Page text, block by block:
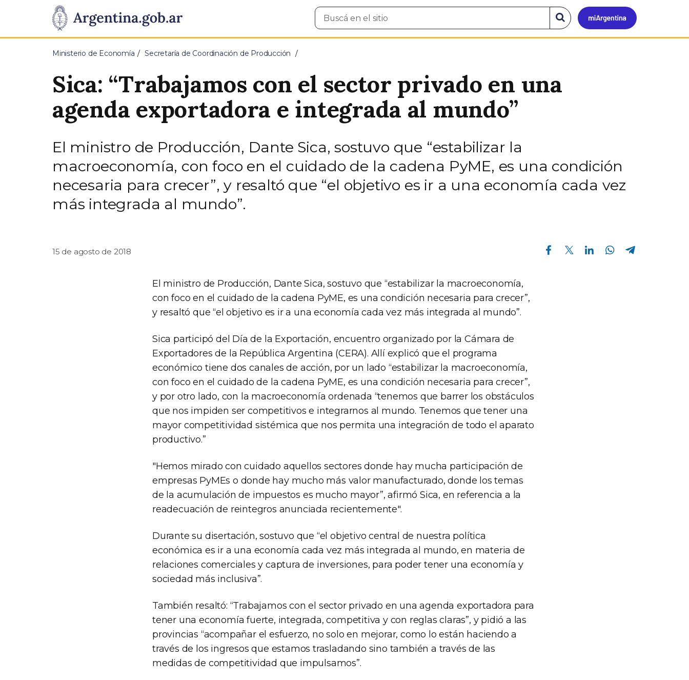
Presidencia
de
Pasar al contenido principal
Mi
Buscar
en
Buscar
en
el
Ministerio de Economía Secretaría de Coordinación de Producción
Sica: “Trabajamos con el sector privado en una
agenda exportadora e integrada al mundo”
El ministro de Producción, Dante Sica, sostuvo que “estabilizar la
macroeconomía, con foco en el cuidado de la cadena PyME, es una condición
necesaria para crecer”, y resaltó que “el objetivo es ir a una economía cada vez
más integrada al mundo”.
15 de agosto de 2018
Compartir en Facebook Compartir en Twitter Compartir en Linkedin Compartir en Whatsapp
El ministro de Producción, Dante Sica, sostuvo que “estabilizar la macroeconomía,
con foco en el cuidado de la cadena PyME, es una condición necesaria para crecer”,
y resaltó que “el objetivo es ir a una economía cada vez más integrada al mundo”.
Sica participó del Día de la Exportación, encuentro organizado por la Cámara de
Exportadores de la República Argentina (CERA). Allí explicó que el programa
económico tiene dos canales de acción, por un lado “estabilizar la macroeconomía,
con foco en el cuidado de la cadena PyME, es una condición necesaria para crecer”,
y por otro lado, con la macroeconomía ordenada “tenemos que barrer los obstáculos
que nos impiden ser competitivos e integrarnos al mundo. Tenemos que tener una
mayor competitividad sistémica que nos permita una integración de todo el aparato
productivo.”
"Hemos mirado con cuidado aquellos sectores donde hay mucha participación de
empresas PyMEs o donde hay mucho más valor manufacturado, donde los temas
de la acumulación de impuestos es mucho mayor”, afirmó Sica, en referencia a la
readecuación de reintegros anunciada recientemente".
Durante su disertación, sostuvo que “el objetivo central de nuestra política
económica es ir a una economía cada vez más integrada al mundo, en materia de
relaciones comerciales y captura de inversiones, para poder tener una economía y
sociedad más inclusiva”.
También resaltó: “Trabajamos con el sector privado en una agenda exportadora para
tener una economía fuerte, integrada, competitiva y con reglas claras”, y pidió a las
provincias “acompañar el esfuerzo, no solo en mejorar, como lo están haciendo a
través de los ingresos que estamos trasladando sino también a través de las
medidas de competitividad que impulsamos”.